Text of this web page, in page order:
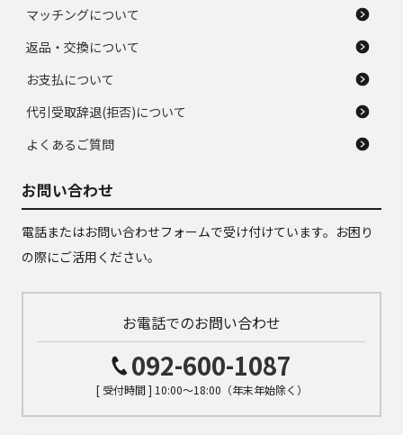
マッチングについて
返品・交換について
お支払について
代引受取辞退(拒否)について
よくあるご質問
お問い合わせ
電話またはお問い合わせフォームで受け付けています。お困り
の際にご活用ください。
お電話でのお問い合わせ
092-600-1087
[ 受付時間 ] 10:00～18:00（年末年始除く）